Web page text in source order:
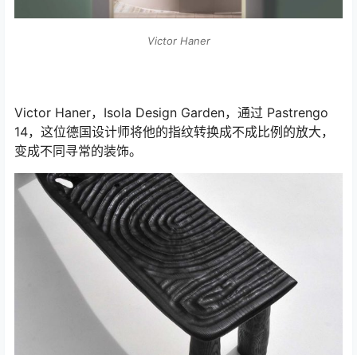
Victor Haner
Victor Haner，Isola Design Garden，通过 Pastrengo
14，这位德国设计师将他的指纹转换成不成比例的放大，
变成不同寻常的装饰。